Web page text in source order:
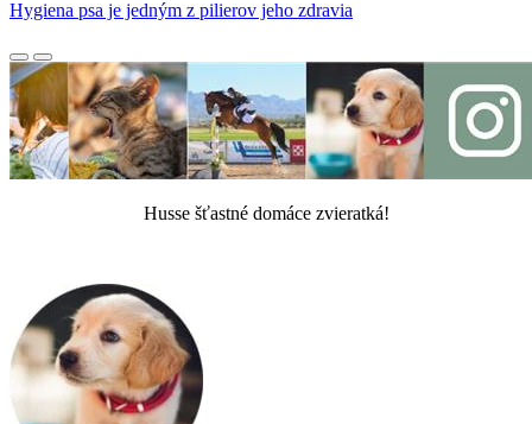
Hygiena psa je jedným z pilierov jeho zdravia
Husse šťastné domáce zvieratká!